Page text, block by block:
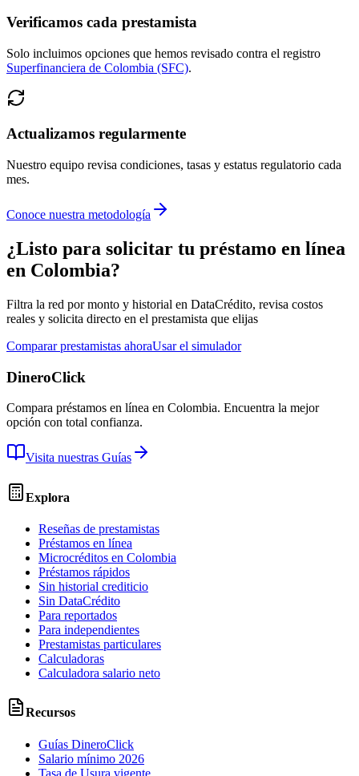
Verificamos cada prestamista
Solo incluimos opciones que hemos revisado contra el registro
Superfinanciera de Colombia (SFC).
Actualizamos regularmente
Nuestro equipo revisa condiciones, tasas y estatus regulatorio cada
mes.
Conoce nuestra metodología
¿Listo para solicitar tu préstamo en línea
en Colombia?
Filtra la red por monto y historial en DataCrédito, revisa costos
reales y solicita directo en el prestamista que elijas
Comparar prestamistas ahoraUsar el simulador
DineroClick
Compara préstamos en línea en Colombia. Encuentra la mejor
opción con total confianza.
Visita nuestras Guías
Explora
Reseñas de prestamistas
Préstamos en línea
Microcréditos en Colombia
Préstamos rápidos
Sin historial crediticio
Sin DataCrédito
Para reportados
Para independientes
Prestamistas particulares
Calculadoras
Calculadora salario neto
Recursos
Guías DineroClick
Salario mínimo 2026
Tasa de Usura vigente